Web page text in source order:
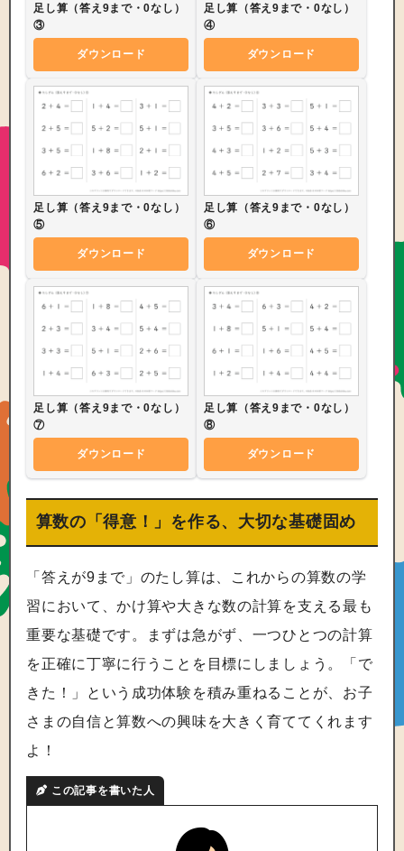
足し算（答え9まで・0なし）
③
ダウンロード
足し算（答え9まで・0なし）
④
ダウンロード
足し算（答え9まで・0なし）
⑤
ダウンロード
足し算（答え9まで・0なし）
⑥
ダウンロード
足し算（答え9まで・0なし）
⑦
ダウンロード
足し算（答え9まで・0なし）
⑧
ダウンロード
算数の「得意！」を作る、大切な基礎固め
「答えが9まで」のたし算は、これからの算数の学
習において、かけ算や大きな数の計算を支える最も
重要な基礎です。まずは急がず、一つひとつの計算
を正確に丁寧に行うことを目標にしましょう。「で
きた！」という成功体験を積み重ねることが、お子
さまの自信と算数への興味を大きく育ててくれます
よ！
この記事を書いた人